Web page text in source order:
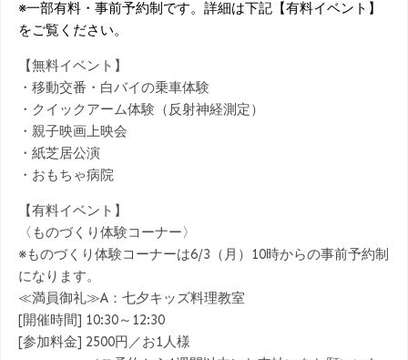
※一部有料・事前予約制です。詳細は下記【有料イベント】
をご覧ください。
【無料イベント】
・移動交番・白バイの乗車体験
・クイックアーム体験（反射神経測定）
・親子映画上映会
・紙芝居公演
・おもちゃ病院
【有料イベント】
〈ものづくり体験コーナー〉
※ものづくり体験コーナーは6/3（月）10時からの事前予約制
になります。
≪満員御礼≫A：七夕キッズ料理教室
[開催時間] 10:30～12:30
[参加料金] 2500円／お1人様